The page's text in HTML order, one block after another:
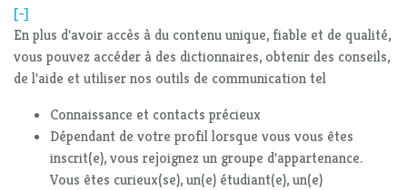
[-]
En plus d'avoir accès à du contenu unique, fiable et de qualité,
vous pouvez accéder à des dictionnaires, obtenir des conseils,
de l'aide et utiliser nos outils de communication tel
Connaissance et contacts précieux
Dépendant de votre profil lorsque vous vous êtes
inscrit(e), vous rejoignez un groupe d'appartenance.
Vous êtes curieux(se), un(e) étudiant(e), un(e)